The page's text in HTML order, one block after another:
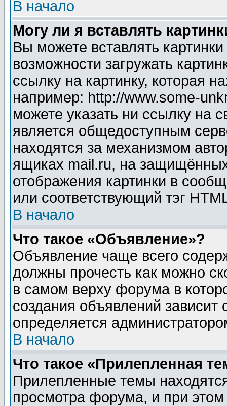
В начало
Могу ли я вставлять
Вы можете вставлять
возможности загружать
ссылку на картинку, которая
например: http://www.some-
можете указать ни ссылку на
является общедоступным
находятся за механизмом
ящиках mail.ru, на
отображения картинки в
или соответствующий тэг
В начало
Что такое «Объявление»?
Объявление чаще всего
должны прочесть как можно
в самом верху форума в
создания объявлений зависит
определяется
В начало
Что такое «Прилепленная
Прилепленные темы
просмотра форума, и при